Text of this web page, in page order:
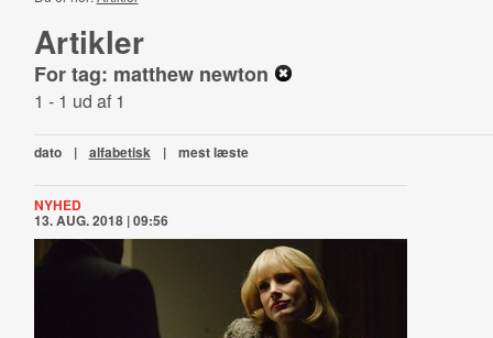
Artikler
For tag: matthew newton
1 - 1 ud af 1
dato | alfabetisk | mest læste
NYHED
13. AUG. 2018 | 09:56